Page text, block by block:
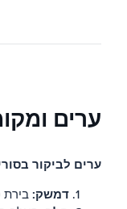
ערים
ערים לביקור
דמשק: בירת